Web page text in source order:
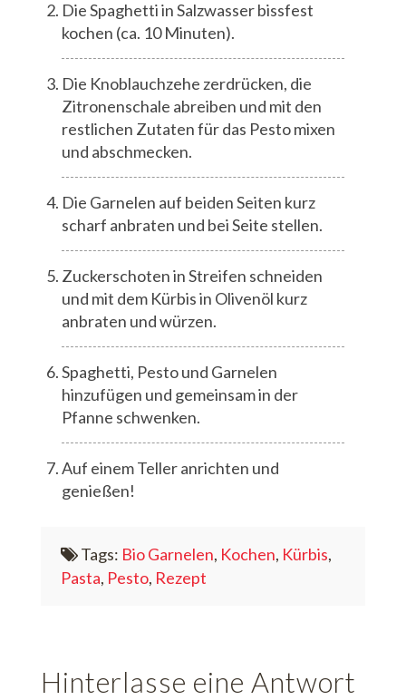
Die Spaghetti in Salzwasser bissfest
kochen (ca. 10 Minuten).
Die Knoblauchzehe zerdrücken, die
Zitronenschale abreiben und mit den
restlichen Zutaten für das Pesto mixen
und abschmecken.
Die Garnelen auf beiden Seiten kurz
scharf anbraten und bei Seite stellen.
Zuckerschoten in Streifen schneiden
und mit dem Kürbis in Olivenöl kurz
anbraten und würzen.
Spaghetti, Pesto und Garnelen
hinzufügen und gemeinsam in der
Pfanne schwenken.
Auf einem Teller anrichten und
genießen!
Tags: Bio Garnelen, Kochen, Kürbis,
Pasta, Pesto, Rezept
Hinterlasse eine Antwort